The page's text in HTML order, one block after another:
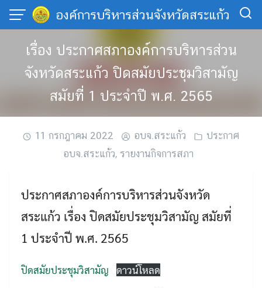
Skip
องค์การบริหารส่วนจังหวัดสระแก้ว
เรื่อง ประกาศสภาองค์การบริหารส่วน
จังหวัดสระแก้ว ปิดสมัยประชุมวิสามัญ
สมัยที่ 1 ประจำปี พ.ศ. 2565
11 กรกฎาคม 2022 อบจ.สระแก้ว
ประกาศ
อบจ.สระแก้ว, รายงานกิจการสภา
ประกาศสภาองค์การบริหารส่วนจังหวัด
สระแก้ว เรื่อง ปิดสมัยประชุมวิสามัญ สมัยที่
1 ประจำปี พ.ศ. 2565
ปิดสมัยประชุมวิสามัญ ดาวน์โหลด